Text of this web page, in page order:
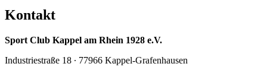
Kontakt
Sport Club Kappel am Rhein 1928 e.V.
Industriestraße 18 ∙ 77966 Kappel-Grafenhausen